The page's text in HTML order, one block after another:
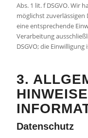
Abs. 1 lit. f DSGVO. Wir
möglichst zuverlässigen
eine entsprechende
Verarbeitung
DSGVO; die
3.
Datenschutz